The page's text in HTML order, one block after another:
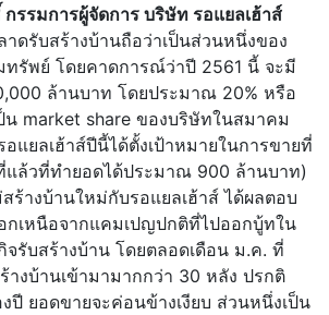
รรมการผู้จัดการ บริษัท รอแยลเฮ้าส์
าดรับสร้างบ้านถือว่าเป็นส่วนหนึ่งของ
รัพย์ โดยคาดการณ์ว่าปี 2561 นี้ จะมี
ล้านบาท โดยประมาณ 20% หรือ
น market share ของบริษัทในสมาคม
แยลเฮ้าส์ปีนี้ได้ตั้งเป้าหมายในการขายที่
แล้วที่ทำยอดได้ประมาณ 900 ล้านบาท)
ร้างบ้านใหม่กับรอแยลเฮ้าส์ ได้ผลตอบ
กเหนือจากแคมเปญปกติที่ไปออกบู้ทใน
รับสร้างบ้าน โดยตลอดเดือน ม.ค. ที่
างบ้านเข้ามามากกว่า 30 หลัง ปรกติ
ปี ยอดขายจะค่อนข้างเงียบ ส่วนหนึ่งเป็น